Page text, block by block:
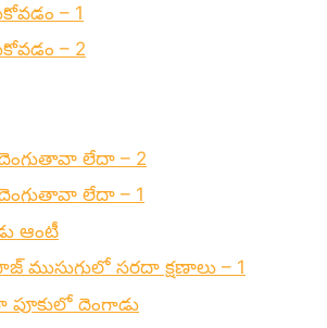
– 1
– 2
దెంగుతావా లేదా – 2
దెంగుతావా లేదా – 1
ఆంటీ
ముసుగులో సరదా క్షణాలు – 1
పూకులో దెంగాడు